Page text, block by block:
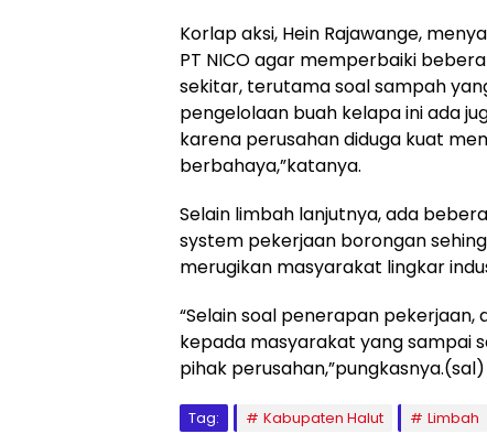
Korlap aksi, Hein Rajawange,
PT NICO agar memperbaiki
sekitar, terutama soal sampah
pengelolaan buah kelapa ini ada
karena perusahan diduga kuat
berbahaya,”katanya.
Selain limbah lanjutnya, ada
system pekerjaan borongan
merugikan masyarakat lingkar
“Selain soal penerapan pekerjaan,
kepada masyarakat yang sampai
pihak perusahan,”pungkasnya.(sal)
Tag: Kabupaten Halut Limbah